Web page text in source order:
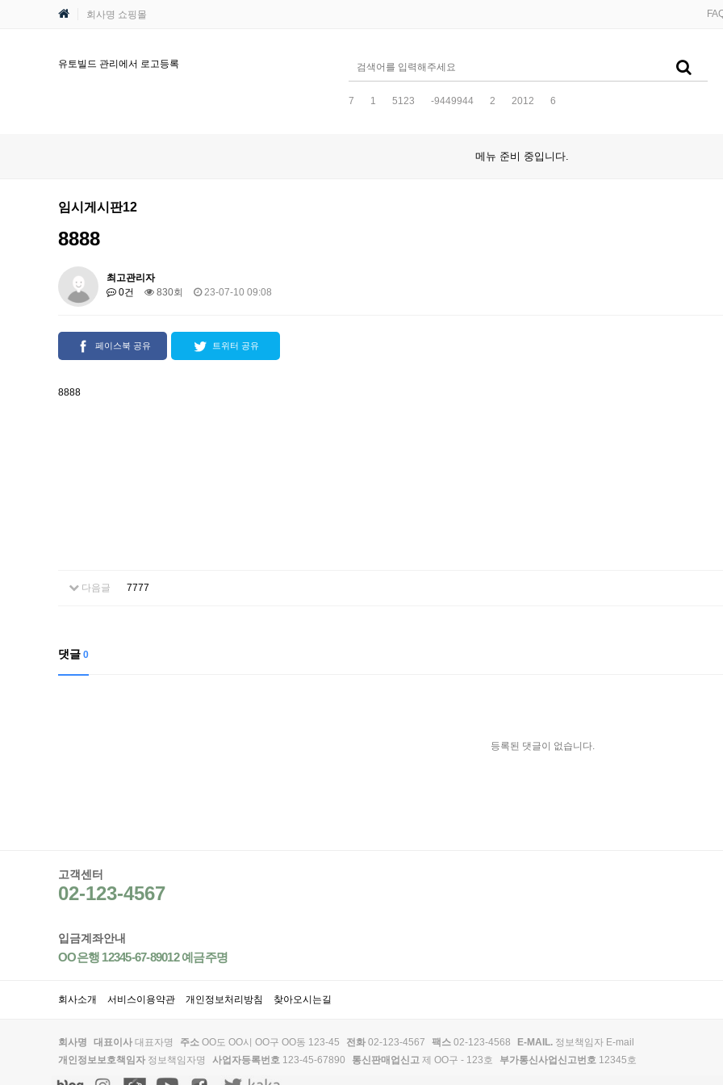
회사명 쇼핑몰
유토빌드 관리에서 로고등록
7 1 5123 -9449944 2 2012 6
메뉴 준비 중입니다.
임시게시판12
8888
최고관리자
0건
830회 23-07-10 09:08
페이스북 공유 트위터 공유
8888
다음글 7777
댓글 0
등록된 댓글이 없습니다.
고객센터
02-123-4567
입금계좌안내
OO은행 12345-67-89012 예금주명
회사소개 서비스이용약관 개인정보처리방침 찾아오시는길
회사명 대표이사 대표자명 주소 OO도 OO시 OO구 OO동 123-45 전화 02-123-4567 팩스 02-123-4568 E-MAIL. 정보책임자 E-mail
개인정보보호책임자 정보책임자명 사업자등록번호 123-45-67890 통신판매업신고 제 OO구 - 123호 부가통신사업신고번호 12345호